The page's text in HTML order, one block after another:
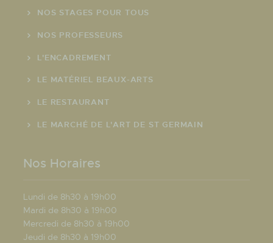
NOS STAGES POUR TOUS
NOS PROFESSEURS
L'ENCADREMENT
LE MATÉRIEL BEAUX-ARTS
LE RESTAURANT
LE MARCHÉ DE L'ART DE ST GERMAIN
Nos Horaires
Lundi de 8h30 à 19h00
Mardi de 8h30 à 19h00
Mercredi de 8h30 à 19h00
Jeudi de 8h30 à 19h00